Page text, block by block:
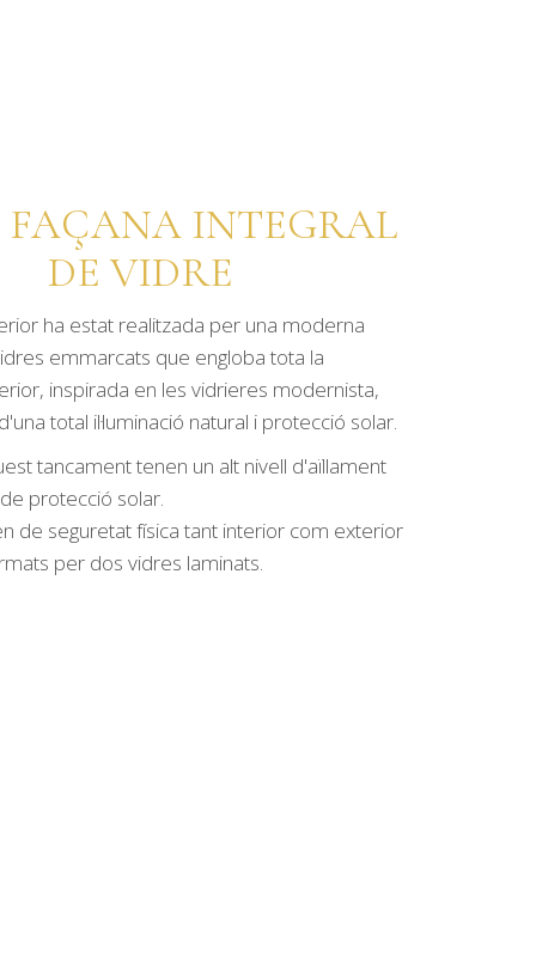
INTEGRAL
DE VIDRE
ha estat realitzada per una moderna
emmarcats que engloba tota la
inspirada en les vidrieres modernista,
total il·luminació natural i protecció solar.
tancament tenen un alt nivell d'aïllament
protecció solar.
de seguretat física tant interior com exterior
per dos vidres laminats.